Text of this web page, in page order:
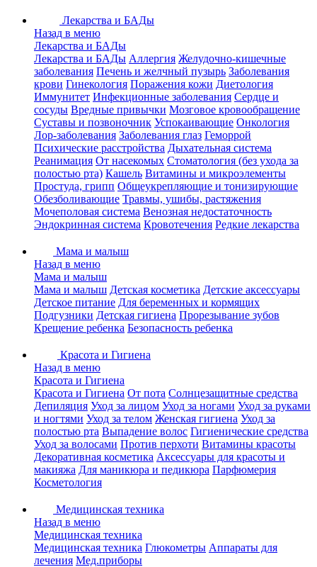
Лекарства и БАДы
Назад в меню
Лекарства и БАДы
Лекарства и БАДы Аллергия Желудочно-кишечные
заболевания Печень и желчный пузырь Заболевания
крови Гинекология Поражения кожи Диетология
Иммунитет Инфекционные заболевания Сердце и
сосуды Вредные привычки Мозговое кровообращение
Суставы и позвоночник Успокаивающие Онкология
Лор-заболевания Заболевания глаз Геморрой
Психические расстройства Дыхательная система
Реанимация От насекомых Стоматология (без ухода за
полостью рта) Кашель Витамины и микроэлементы
Простуда, грипп Общеукрепляющие и тонизирующие
Обезболивающие Травмы, ушибы, растяжения
Мочеполовая система Венозная недостаточность
Эндокринная система Кровотечения Редкие лекарства
Мама и малыш
Назад в меню
Мама и малыш
Мама и малыш Детская косметика Детские аксессуары
Детское питание Для беременных и кормящих
Подгузники Детская гигиена Прорезывание зубов
Крещение ребенка Безопасность ребенка
Красота и Гигиена
Назад в меню
Красота и Гигиена
Красота и Гигиена От пота Солнцезащитные средства
Депиляция Уход за лицом Уход за ногами Уход за руками
и ногтями Уход за телом Женская гигиена Уход за
полостью рта Выпадение волос Гигиенические средства
Уход за волосами Против перхоти Витамины красоты
Декоративная косметика Аксессуары для красоты и
макияжа Для маникюра и педикюра Парфюмерия
Косметология
Медицинская техника
Назад в меню
Медицинская техника
Медицинская техника Глюкометры Аппараты для
лечения Мед.приборы